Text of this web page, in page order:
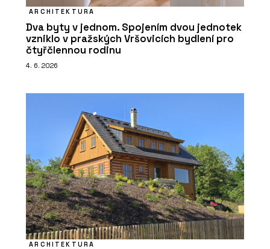
ARCHITEKTURA
Dva byty v jednom. Spojením dvou jednotek
vzniklo v pražských Vršovicích bydlení pro
čtyřčlennou rodinu
4. 6. 2026
ARCHITEKTURA